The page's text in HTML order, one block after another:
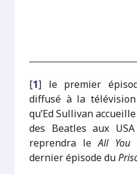
[1] le premier
diffusé à la
qu’Ed Sullivan
des Beatles aux
reprendra leAll You
dernier épisode du